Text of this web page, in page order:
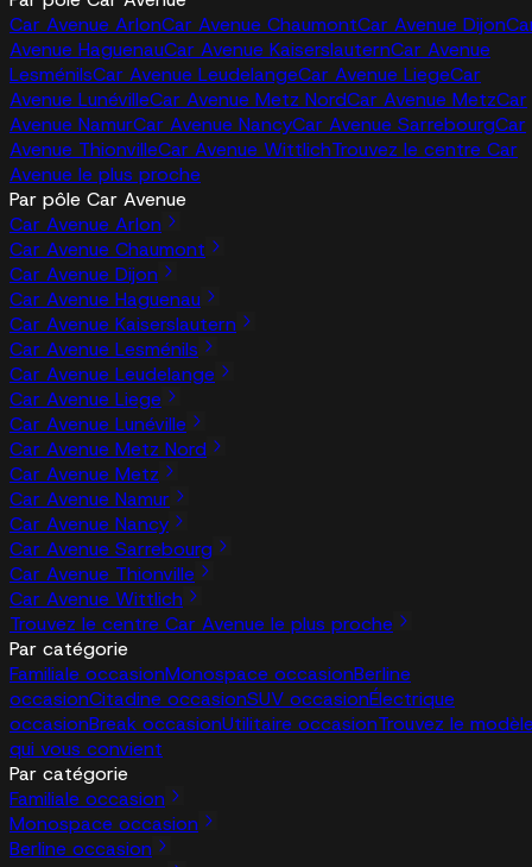
Car Avenue ArlonCar Avenue ChaumontCar Avenue Dijon
Avenue HaguenauCar Avenue KaiserslauternCar Avenue
LesménilsCar Avenue LeudelangeCar Avenue LiegeCar
Avenue LunévilleCar Avenue Metz NordCar Avenue MetzCar
Avenue NamurCar Avenue NancyCar Avenue SarrebourgCar
Avenue ThionvilleCar Avenue WittlichTrouvez le centre Car
Avenue le plus proche
Par pôle Car Avenue
Car Avenue Arlon
Car Avenue Chaumont
Car Avenue Dijon
Car Avenue Haguenau
Car Avenue Kaiserslautern
Car Avenue Lesménils
Car Avenue Leudelange
Car Avenue Liege
Car Avenue Lunéville
Car Avenue Metz Nord
Car Avenue Metz
Car Avenue Namur
Car Avenue Nancy
Car Avenue Sarrebourg
Car Avenue Thionville
Car Avenue Wittlich
Trouvez le centre Car Avenue le plus proche
Par catégorie
Familiale occasionMonospace occasionBerline
occasionCitadine occasionSUV occasionÉlectrique
occasionBreak occasionUtilitaire occasionTrouvez le
qui vous convient
Par catégorie
Familiale occasion
Monospace occasion
Berline occasion